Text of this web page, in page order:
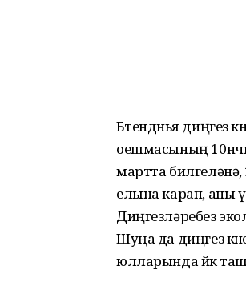
Бөтендөнья диңгез
оешмасының
мартта
елына карап, аны
Диңгез­ләребез
Шуңа да диңгез
юлларында йөк